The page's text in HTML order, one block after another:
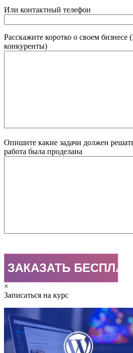
Или контактный телефон
Расскажите коротко о своем бизнесе
конкуренты)
Опишите какие задачи должен
работа была проделана
×
Записаться на курс